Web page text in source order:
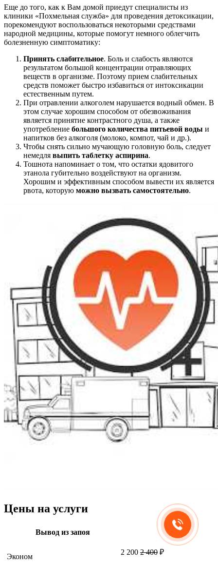
Еще до того, как к Вам домой приедут специалисты из
клиники «Похмельная служба» для проведения детоксикации,
порекомендуют воспользоваться некоторыми средствами
народной медицины, которые помогут немного облегчить
болезненную симптоматику:
Принять слабительное. Боль и слабость являются
результатом большой концентрации отравляющих
веществ в организме. Поэтому прием слабительных
средств поможет быстро избавиться от интоксикации
естественным путем.
При отравлении алкоголем нарушается водный обмен. В
этом случае хорошим способом от обезвоживания
является принятие контрастного душа, а также
употребление большого количества питьевой воды и
напитков без алкоголя (молоко, компот, чай и др.).
Чтобы снять сильно мучающую головную боль, следует
немедля выпить таблетку аспирина.
Тошнота напоминает о том, что остатки ядовитого
этанола губительно воздействуют на организм.
Хорошим и эффективным способом вывести их является
рвота, которую можно вызвать самостоятельно.
Цены на услуги
Вывод из запоя
Эконом
2 200 2 400 ₽